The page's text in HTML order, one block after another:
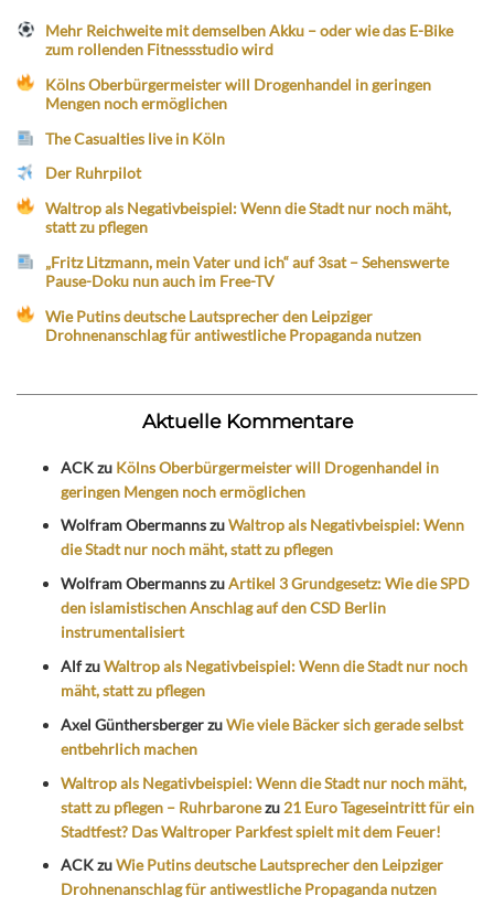
Mehr Reichweite mit demselben Akku – oder wie das E-Bike
zum rollenden Fitnessstudio wird
Kölns Oberbürgermeister will Drogenhandel in geringen
Mengen noch ermöglichen
The Casualties live in Köln
Der Ruhrpilot
Waltrop als Negativbeispiel: Wenn die Stadt nur noch mäht,
statt zu pflegen
„Fritz Litzmann, mein Vater und ich“ auf 3sat – Sehenswerte
Pause-Doku nun auch im Free-TV
Wie Putins deutsche Lautsprecher den Leipziger
Drohnenanschlag für antiwestliche Propaganda nutzen
Aktuelle Kommentare
ACKzu Kölns Oberbürgermeister will Drogenhandel in
geringen Mengen noch ermöglichen
Wolfram ObermannszuWaltrop als Negativbeispiel: Wenn
die Stadt nur noch mäht, statt zu pflegen
Wolfram ObermannszuArtikel 3 Grundgesetz: Wie die SPD
den islamistischen Anschlag auf den CSD Berlin
instrumentalisiert
AlfzuWaltrop als Negativbeispiel: Wenn die Stadt nur noch
mäht, statt zu pflegen
Axel GünthersbergerzuWie viele Bäcker sich gerade selbst
entbehrlich machen
Waltrop als Negativbeispiel: Wenn die Stadt nur noch mäht,
statt zu pflegen – Ruhrbaronezu 21 Euro Tageseintritt für ein
Stadtfest? Das Waltroper Parkfest spielt mit dem Feuer!
ACKzuWie Putins deutsche Lautsprecher den Leipziger
Drohnenanschlag für antiwestliche Propaganda nutzen